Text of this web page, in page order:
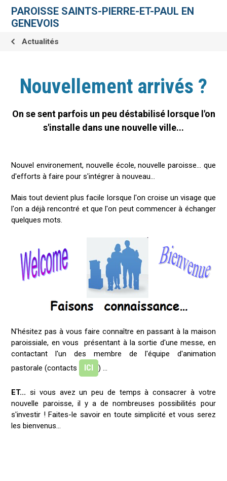
contenu.
navigation
personnelsPAROISSE SAINTS-PIERRE-ET-PAUL EN
GENEVOIS
Actualités
Nouvellement arrivés ?
On se sent parfois un peu déstabilisé lorsque l'on
s'installe dans une nouvelle ville...
Nouvel environement, nouvelle école, nouvelle paroisse... que
d'efforts à faire pour s'intégrer à nouveau...
Mais tout devient plus facile lorsque l'on croise un visage que
l'on a déjà rencontré et que l'on peut commencer à échanger
quelques mots.
N'hésitez pas à vous faire connaître en passant à la maison
paroissiale, en vous présentant à la sortie d'une messe, en
contactant l'un des membre de l'équipe d'animation
pastorale (contacts
ICI ) ...
ET... si vous avez un peu de temps à consacrer à votre
nouvelle paroisse, il y a de nombreuses possibilités pour
s'investir ! Faites-le savoir en toute simplicité et vous serez
les bienvenus...